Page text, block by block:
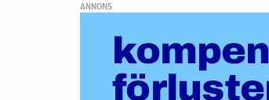
ANNONS